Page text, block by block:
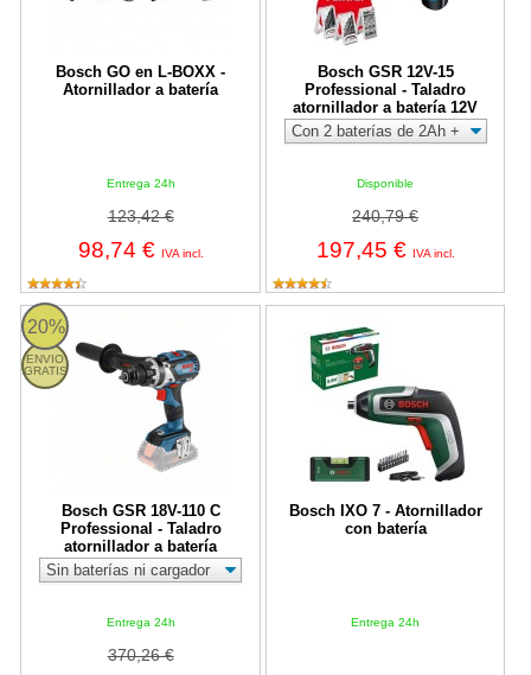
Bosch GO en L-BOXX -
Atornillador a batería
Entrega 24h
123,42 €
98,74 € IVA incl.
Bosch GSR 12V-15
Professional - Taladro
atornillador a batería 12V
Disponible
240,79 €
197,45 € IVA incl.
20%
ENVIO
GRATIS
Bosch GSR 18V-110 C
Professional - Taladro
atornillador a batería
Entrega 24h
370,26 €
Bosch GSR 18V-110 C Professional - Taladro atornillador a
Bosch IXO 7 - Atornillador
con batería
Entrega 24h